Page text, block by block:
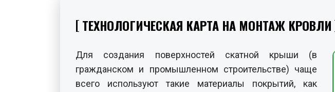
ТЕХНОЛОГИЧЕСКАЯ КАРТА НА МОНТАЖ КРОВЛИ
Для создания поверхностей скатной крыши (в
гражданском и промышленном строительстве) чаще
всего используют такие материалы покрытий, как